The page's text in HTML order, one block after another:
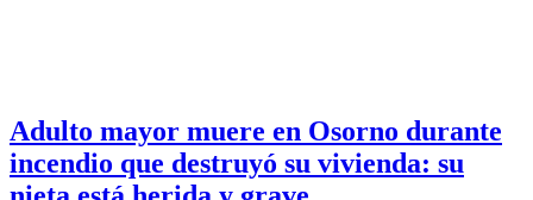
Adulto mayor muere en Osorno durante
incendio que destruyó su vivienda: su